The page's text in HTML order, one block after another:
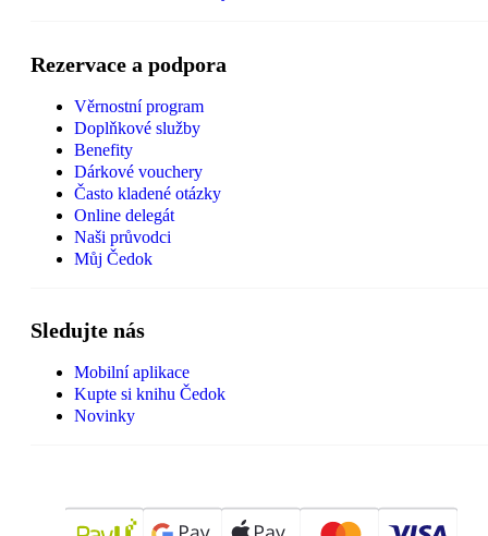
Rezervace a podpora
Věrnostní program
Doplňkové služby
Benefity
Dárkové vouchery
Často kladené otázky
Online delegát
Naši průvodci
Můj Čedok
Sledujte nás
Mobilní aplikace
Kupte si knihu Čedok
Novinky